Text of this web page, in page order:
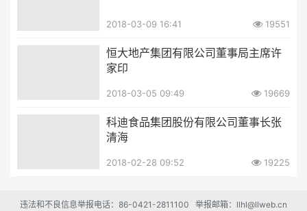
2018-03-09 16:41 19551
恒大地产集团有限公司董事局主席许
家印
2018-03-05 09:49 19669
科迪食品集团股份有限公司董事长张
清海
2018-02-28 09:52 19225
违法和不良信息举报电话：86-0421-2811100 举报邮箱：llhl@llweb.cn